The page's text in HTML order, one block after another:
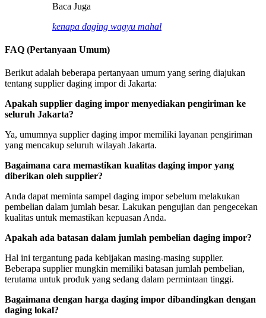
Baca Juga
kenapa daging wagyu mahal
FAQ (Pertanyaan Umum)
Berikut adalah beberapa pertanyaan umum yang sering diajukan
tentang supplier daging impor di Jakarta:
Apakah supplier daging impor menyediakan pengiriman ke
seluruh Jakarta?
Ya, umumnya supplier daging impor memiliki layanan pengiriman
yang mencakup seluruh wilayah Jakarta.
Bagaimana cara memastikan kualitas daging impor yang
diberikan oleh supplier?
Anda dapat meminta sampel daging impor sebelum melakukan
pembelian dalam jumlah besar. Lakukan pengujian dan pengecekan
kualitas untuk memastikan kepuasan Anda.
Apakah ada batasan dalam jumlah pembelian daging impor?
Hal ini tergantung pada kebijakan masing-masing supplier.
Beberapa supplier mungkin memiliki batasan jumlah pembelian,
terutama untuk produk yang sedang dalam permintaan tinggi.
Bagaimana dengan harga daging impor dibandingkan dengan
daging lokal?